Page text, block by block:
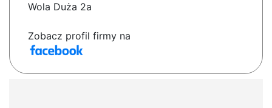
Wola Duża 2a
Zobacz profil firmy na